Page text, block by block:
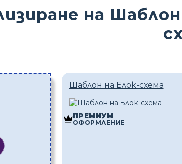
на
Шаблон на Блок-схема
ПРЕМИУМ
ОФОРМЛЕНИЕ